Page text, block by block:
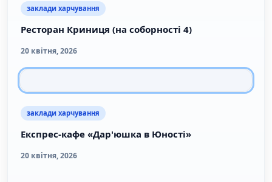
заклади харчування
Ресторан Криниця (на соборності 4)
20 квітня, 2026
заклади харчування
Експрес-кафе «Дар'юшка в Юності»
20 квітня, 2026